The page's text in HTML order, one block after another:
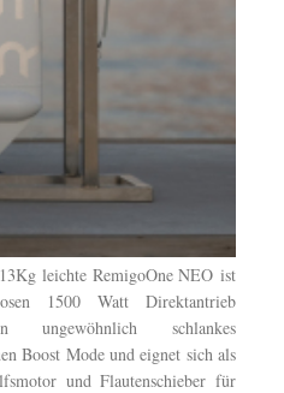
leichte RemigoOne NEO ist
1500 Watt Direktantrieb
ungewöhnlich schlankes
Boost Mode und eignet sich als
und Flautenschieber für